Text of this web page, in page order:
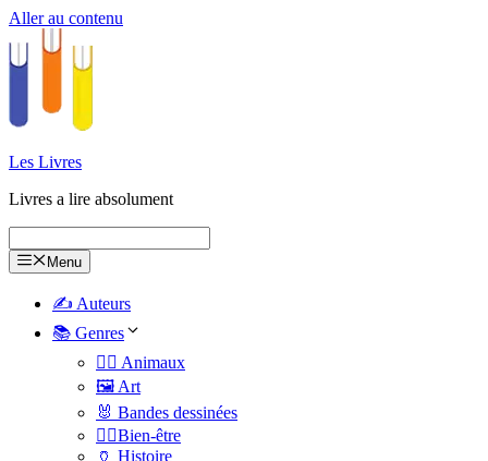
Aller au contenu
Les Livres
Livres a lire absolument
Menu
✍️ Auteurs
📚 Genres
🐕‍🦺 Animaux
🖼️ Art
🐰 Bandes dessinées
🧑‍⚕️Bien-être
🏺 Histoire